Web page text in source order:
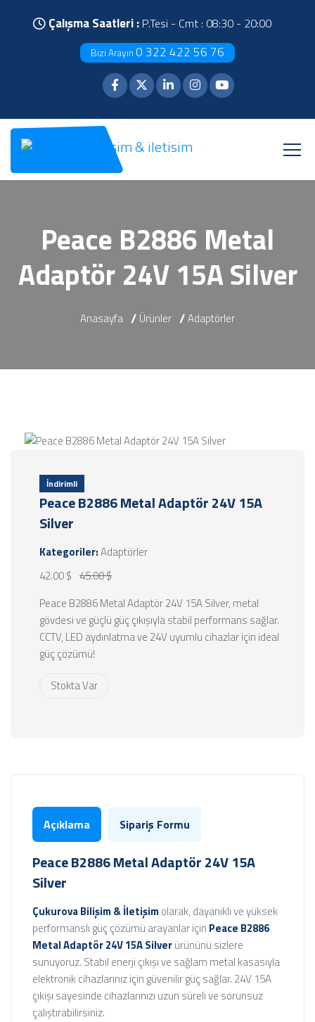
Çalışma Saatleri : P.Tesi - Cmt : 08:30 - 20:00
Bizi Arayın 0 322 422 56 76
Peace B2886 Metal
Adaptör 24V 15A Silver
Anasayfa Ürünler Adaptörler
İndirimli
Peace B2886 Metal Adaptör 24V 15A
Silver
Kategoriler:Adaptörler
42.00 $ 45.00 $
Peace B2886 Metal Adaptör 24V 15A Silver, metal
gövdesi ve güçlü güç çıkışıyla stabil performans sağlar.
CCTV, LED aydınlatma ve 24V uyumlu cihazlar için ideal
güç çözümü!
Stokta Var
Açıklama Sipariş Formu
Peace B2886 Metal Adaptör 24V 15A
Silver
Çukurova Bilişim & İletişim olarak, dayanıklı ve yüksek
performanslı güç çözümü arayanlar için Peace B2886
Metal Adaptör 24V 15A Silverürününü sizlere
sunuyoruz. Stabil enerji çıkışı ve sağlam metal kasasıyla
elektronik cihazlarınız için güvenilir güç sağlar. 24V 15A
çıkışı sayesinde cihazlarınızı uzun süreli ve sorunsuz
çalıştırabilirsiniz.